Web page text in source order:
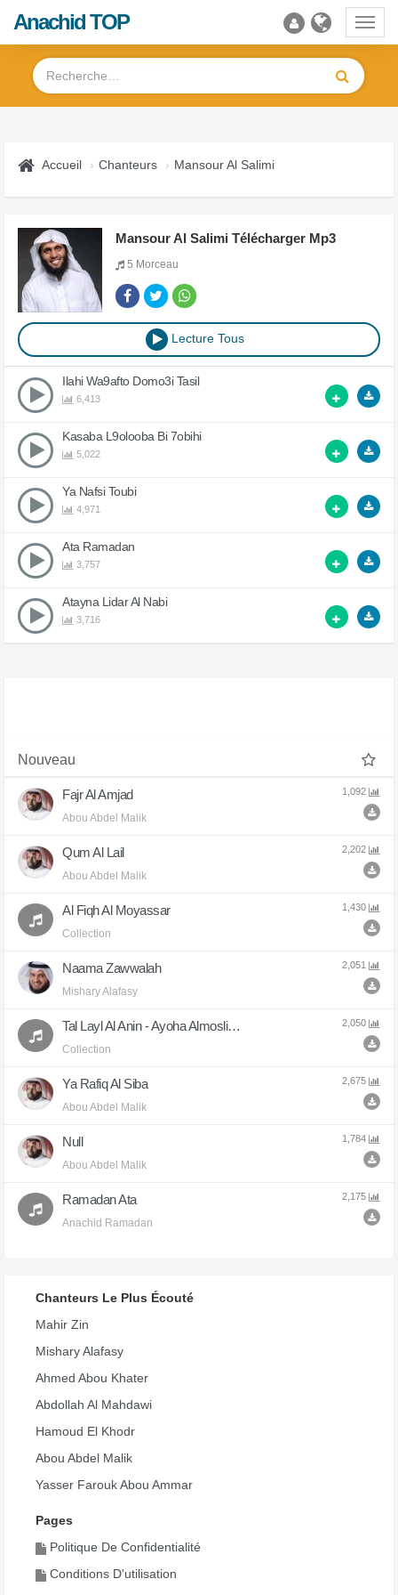
Anachid TOP
Accueil Chanteurs Mansour Al Salimi
Mansour Al Salimi Télécharger Mp3
5 Morceau
Lecture Tous
Ilahi Wa9afto Domo3i Tasil
6,413
Kasaba L9olooba Bi 7obihi
5,022
Ya Nafsi Toubi
4,971
Ata Ramadan
3,757
Atayna Lidar Al Nabi
3,716
Nouveau
Fajr Al Amjad
Abou Abdel Malik
1,092
Qum Al Lail
Abou Abdel Malik
2,202
Al Fiqh Al Moyassar
Collection
1,430
Naama Zawwalah
Mishary Alafasy
2,051
Tal Layl Al Anin - Ayoha Almoslimoun
Collection
2,050
Ya Rafiq Al Siba
Abou Abdel Malik
2,675
Null
Abou Abdel Malik
1,784
Ramadan Ata
Anachid Ramadan
2,175
Chanteurs Le Plus Écouté
Mahir Zin
Mishary Alafasy
Ahmed Abou Khater
Abdollah Al Mahdawi
Hamoud El Khodr
Abou Abdel Malik
Yasser Farouk Abou Ammar
Pages
Politique De Confidentialité
Conditions D'utilisation